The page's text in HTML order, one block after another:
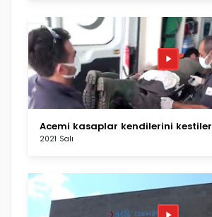
Acemi kasaplar kendilerini kestiler
2021 Salı